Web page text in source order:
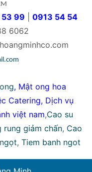
99
0913 54 54
6062
, Mật ong hoa
Catering, Dịch vụ
việt nam,Cao su
rung giảm chấn, Cao
, Tiem banh ngot